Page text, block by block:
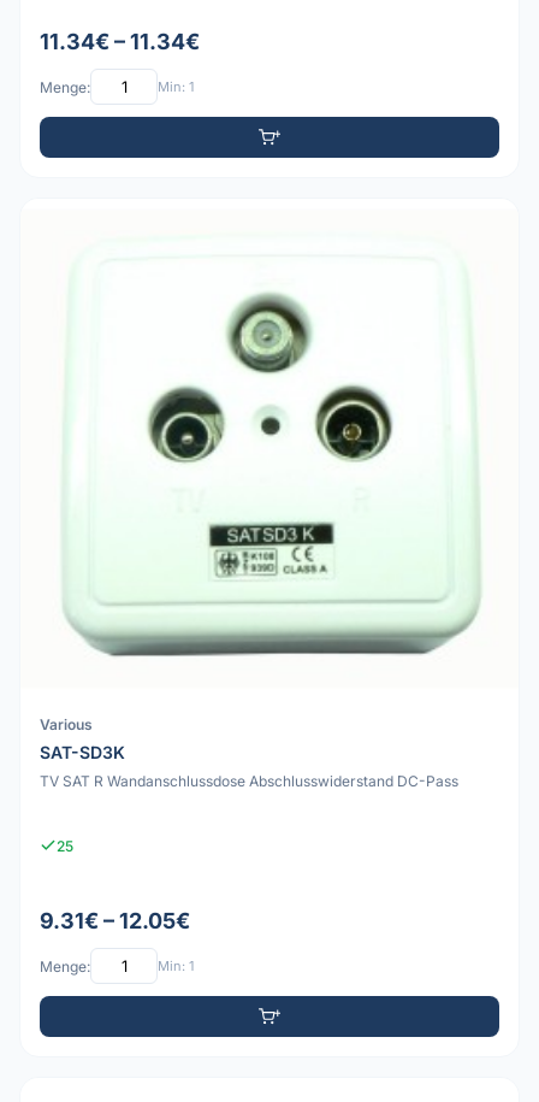
11.34€ – 11.34€
Menge: Min: 1
Various
SAT-SD3K
TV SAT R Wandanschlussdose Abschlusswiderstand DC-Pass
25
9.31€ – 12.05€
Menge: Min: 1